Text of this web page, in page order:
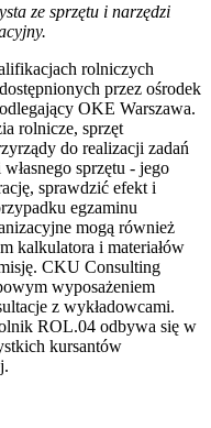
ze sprzętu i narzędzi
rolniczych
przez ośrodek
OKE Warszawa.
rolnicze, sprzęt
do realizacji zadań
sprzętu - jego
sprawdzić efekt i
egzaminu
mogą również
kalkulatora i materiałów
CKU Consulting
wyposażeniem
z wykładowcami.
ROL.04 odbywa się w
kursantów